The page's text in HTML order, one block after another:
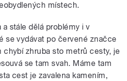
místech.
a stále dělá problémy i v
se vydávat po červené značce
chybí zhruba sto metrů cesty, je
se tam svah. Máme tam
cest je zavalena kamením,